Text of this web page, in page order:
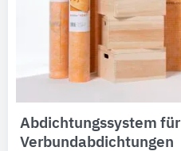
Abdichtungssystem für
Verbundabdichtungen